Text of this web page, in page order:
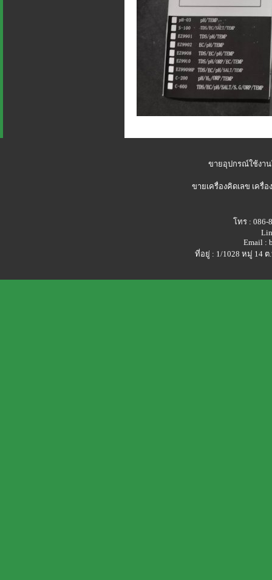
ขายอุปกรณ์ใช้งา
ขายเครื่องคิดเลข เครื่
โทร : 086-
Email :
ที่อยู่ : 1/1028 หมู่ 14 ต.